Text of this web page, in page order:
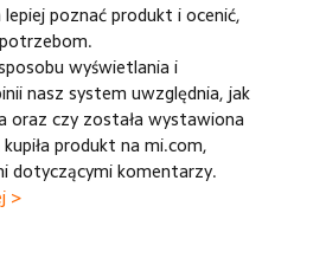
poznać produkt i ocenić,
wyświetlania i
nasz system uwzględnia, jak
oraz czy została wystawiona
produkt na mi.com,
dotyczącymi komentarzy.
>